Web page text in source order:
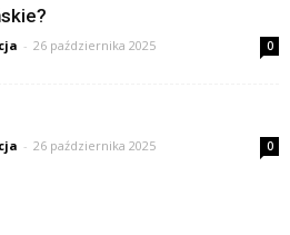
- 26 października 2025 0
- 26 października 2025 0